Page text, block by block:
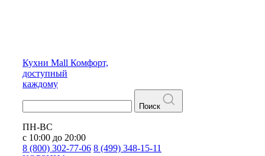
Кухни Mall Комфорт,
доступный
каждому
Поиск
ПН-ВС
с 10:00 до 20:00
8 (800) 302-77-06 8 (499) 348-15-11